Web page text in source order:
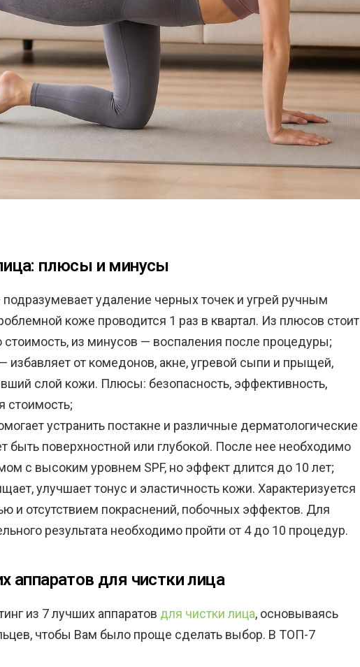
плюсы и минусы
удаление черных точек и угрей ручным
коже проводится 1 раз в квартал. Из плюсов стоит
стоимость, из минусов — воспаления после процедуры;
избавляет от комедонов, акне, угревой сыпи и прыщей,
слой кожи. Плюсы: безопасность, эффективность,
стоимость;
устранить постакне и различные дерматологические
быть поверхностной или глубокой. После нее необходимо
с высоким уровнем SPF, но эффект длится до 10 лет;
улучшает тонус и эластичность кожи. Характеризуется
и отсутствием покраснений, побочных эффектов. Для
результата необходимо пройти от 4 до 10 процедур.
аппаратов для чистки лица
из 7 лучших аппаратов для чистки лица, основываясь
чтобы Вам было проще сделать выбор. В ТОП-7